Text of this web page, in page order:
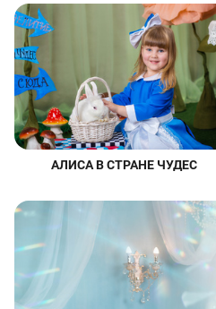
АЛИСА В СТРАНЕ ЧУДЕС